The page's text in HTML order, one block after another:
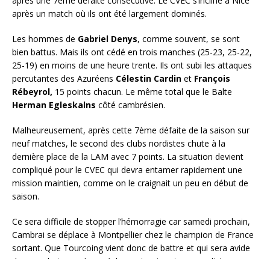
après un match où ils ont été largement dominés.
Les hommes de Gabriel Denys, comme souvent, se sont
bien battus. Mais ils ont cédé en trois manches (25-23, 25-22,
25-19) en moins de une heure trente. Ils ont subi les attaques
percutantes des Azuréens Célestin Cardin et François
Rébeyrol, 15 points chacun. Le même total que le Balte
Herman Egleskalns côté cambrésien.
Malheureusement, après cette 7ème défaite de la saison sur
neuf matches, le second des clubs nordistes chute à la
dernière place de la LAM avec 7 points. La situation devient
compliqué pour le CVEC qui devra entamer rapidement une
mission maintien, comme on le craignait un peu en début de
saison.
Ce sera difficile de stopper l’hémorragie car samedi prochain,
Cambrai se déplace à Montpellier chez le champion de France
sortant. Que Tourcoing vient donc de battre et qui sera avide